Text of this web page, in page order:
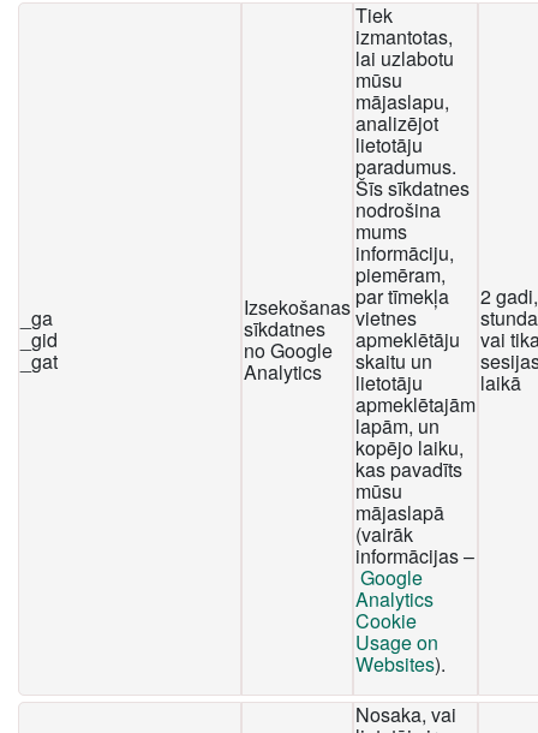
_ga
_gid
_gat
Izsekošanas
sīkdatnes
no Google
Analytics
Tiek
izmantotas,
lai uzlabotu
mūsu
mājaslapu,
analizējot
lietotāju
paradumus.
Šīs sīkdatnes
nodrošina
mums
informāciju,
piemēram,
par tīmekļa
vietnes
apmeklētāju
skaitu un
lietotāju
apmeklētajām
lapām, un
kopējo laiku,
kas pavadīts
mūsu
mājaslapā
(vairāk
informācijas –
Google
Analytics
Cookie
Usage on
Websites).
2
vai
laikā
Nosaka, vai